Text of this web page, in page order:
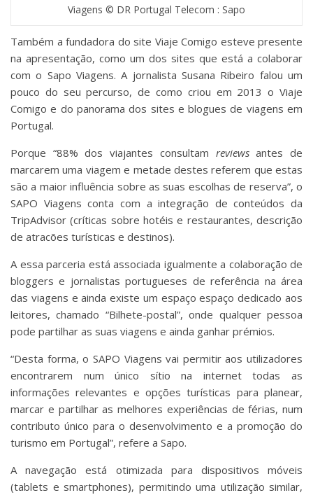
Viagens © DR Portugal Telecom : Sapo
Também a fundadora do site Viaje Comigo esteve presente
na apresentação, como um dos sites que está a colaborar
com o Sapo Viagens. A jornalista Susana Ribeiro falou um
pouco do seu percurso, de como criou em 2013 o Viaje
Comigo e do panorama dos sites e blogues de viagens em
Portugal.
Porque “88% dos viajantes consultam reviewsantes de
marcarem uma viagem e metade destes referem que estas
são a maior influência sobre as suas escolhas de reserva”, o
SAPO Viagens conta com a integração de conteúdos da
TripAdvisor (críticas sobre hotéis e restaurantes, descrição
de atracões turísticas e destinos).
A essa parceria está associada igualmente a colaboração de
bloggers e jornalistas portugueses de referência na área
das viagens e ainda existe um espaço espaço dedicado aos
leitores, chamado “Bilhete-postal”, onde qualquer pessoa
pode partilhar as suas viagens e ainda ganhar prémios.
“Desta forma, o SAPO Viagens vai permitir aos utilizadores
encontrarem num único sítio na internet todas as
informações relevantes e opções turísticas para planear,
marcar e partilhar as melhores experiências de férias, num
contributo único para o desenvolvimento e a promoção do
turismo em Portugal”, refere a Sapo.
A navegação está otimizada para dispositivos móveis
(tablets e smartphones), permitindo uma utilização similar,